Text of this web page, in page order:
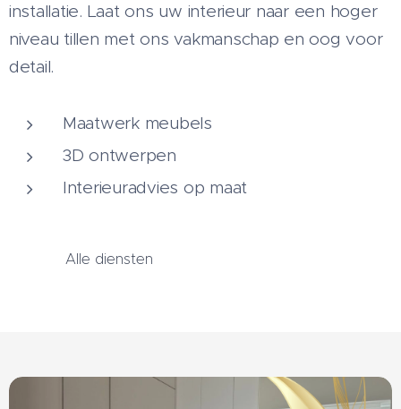
installatie. Laat ons uw interieur naar een hoger
niveau tillen met ons vakmanschap en oog voor
detail.
Maatwerk meubels
3D ontwerpen
Interieuradvies op maat
Alle diensten